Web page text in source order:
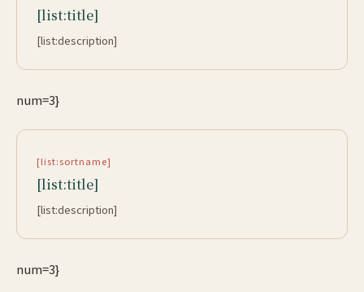
[list:title]
[list:description]
num=3}
[list:sortname]
[list:title]
[list:description]
num=3}